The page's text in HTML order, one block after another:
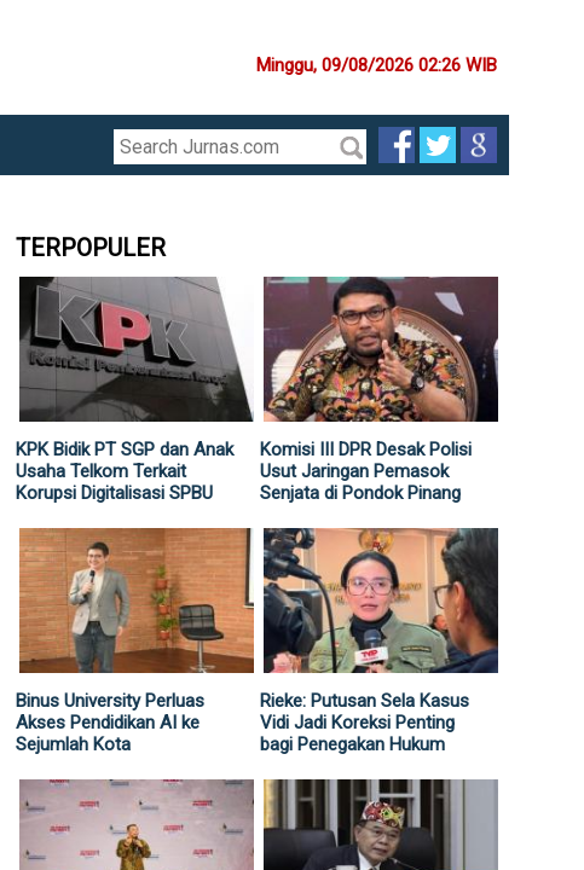
Minggu, 09/08/2026 02:26 WIB
TERPOPULER
KPK Bidik PT SGP dan Anak
Usaha Telkom Terkait
Korupsi Digitalisasi SPBU
Komisi III DPR Desak Polisi
Usut Jaringan Pemasok
Senjata di Pondok Pinang
Binus University Perluas
Akses Pendidikan AI ke
Sejumlah Kota
Rieke: Putusan Sela Kasus
Vidi Jadi Koreksi Penting
bagi Penegakan Hukum